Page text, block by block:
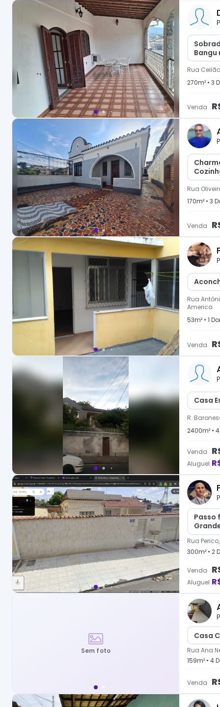
Bangu
Rua
270m² • 3
Venda
Rua
170m² • 3
Venda
Rua
America
53m² • 1
Venda
Casa
R.
2400m² • 4
Venda
Aluguel
Passo
Rua
300m² • 2
Venda
Aluguel
Sem foto
Casa
Rua Ana
159m² • 4
Venda
R$ 170.000